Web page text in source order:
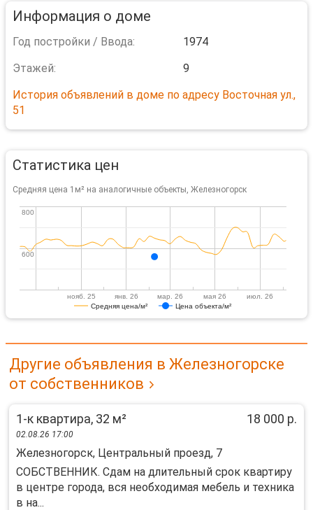
Информация о доме
Год постройки / Ввода:
1974
Этажей:
9
История объявлений в доме по адресу Восточная ул.,
51
Статистика цен
Средняя цена 1м² на аналогичные объекты, Железногорск
Средняя цена/м² Цена объекта/м²
нояб. 25 янв. 26 мар. 26 мая 26 июл. 26
600
600
800
800
Другие объявления в Железногорске
от собственников
1-к квартира, 32 м² 18 000 р.
02.08.26 17:00
Железногорск, Центральный проезд, 7
СОБСТВЕННИК. Сдам на длительный срок квартиру
в центре города, вся необходимая мебель и техника
в на...